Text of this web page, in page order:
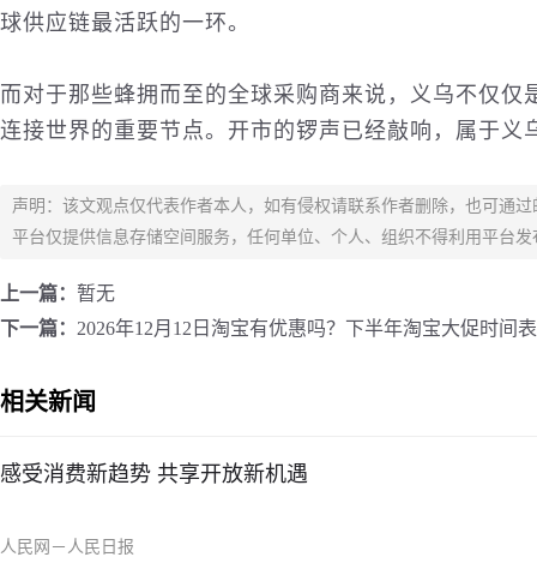
球供应链最活跃的一环。
而对于那些蜂拥而至的全球采购商来说，义乌不仅
连接世界的重要节点。开市的锣声已经敲响，属于义
声明：该文观点仅代表作者本人，如有侵权请联系作者删除，也可通
平台仅提供信息存储空间服务，任何单位、个人、组织不得利用平台
上一篇： 暂无
下一篇： 2026年12月12日淘宝有优惠吗？下半年淘宝大促时间
相关新闻
感受消费新趋势 共享开放新机遇
人民网－人民日报